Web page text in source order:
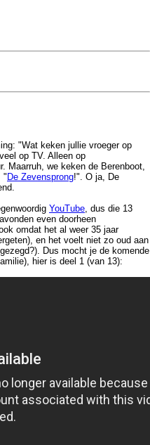
"Wat keken jullie vroeger op
op TV. Alleen op
Maarruh, we keken de Berenboot,
" De Zevensprong!". O ja, De
YouTube, dus die 13
even doorheen
omdat het al weer 35 jaar
en het voelt niet zo oud aan
Dus mocht je de komende
hier is deel 1 (van 13):